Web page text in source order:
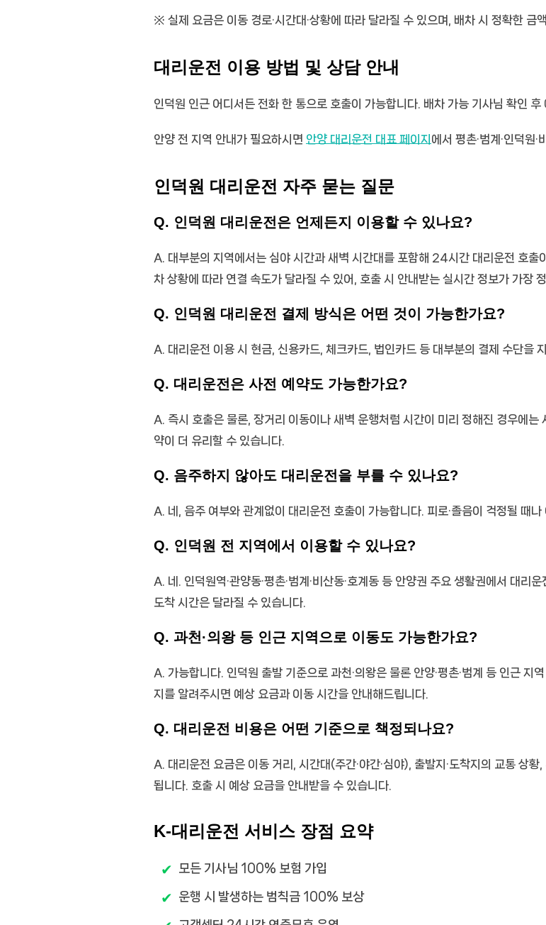
※ 실제 요금은 이동 경로·시간대·상황에 따라 달라질 수 있으며, 배차 시 정확한 금
대리운전 이용 방법 및 상담 안내
인덕원 인근 어디서든 전화 한 통으로 호출이 가능합니다. 배차 가능 기사님 확인
안양 전 지역 안내가 필요하시면 안양 대리운전 대표 페이지 에서 평촌·범계·인덕원
인덕원 대리운전 자주 묻는 질문
Q. 인덕원 대리운전은 언제든지 이용할 수 있나요?
A. 대부분의 지역에서는 심야 시간과 새벽 시간대를 포함해 24시간 대리운전 호출
차 상황에 따라 연결 속도가 달라질 수 있어, 호출 시 안내받는 실시간 정보가 가장
Q. 인덕원 대리운전 결제 방식은 어떤 것이 가능한가요?
A. 대리운전 이용 시 현금, 신용카드, 체크카드, 법인카드 등 대부분의 결제 수단을
Q. 대리운전은 사전 예약도 가능한가요?
A. 즉시 호출은 물론, 장거리 이동이나 새벽 운행처럼 시간이 미리 정해진 경우에는
약이 더 유리할 수 있습니다.
Q. 음주하지 않아도 대리운전을 부를 수 있나요?
A. 네, 음주 여부와 관계없이 대리운전 호출이 가능합니다. 피로·졸음이 걱정될 때
Q. 인덕원 전 지역에서 이용할 수 있나요?
A. 네. 인덕원역·관양동·평촌·범계·비산동·호계동 등 안양권 주요 생활권에서 대리
도착 시간은 달라질 수 있습니다.
Q. 과천·의왕 등 인근 지역으로 이동도 가능한가요?
A. 가능합니다. 인덕원 출발 기준으로 과천·의왕은 물론 안양·평촌·범계 등 인근 지
지를 알려주시면 예상 요금과 이동 시간을 안내해드립니다.
Q. 대리운전 비용은 어떤 기준으로 책정되나요?
A. 대리운전 요금은 이동 거리, 시간대(주간·야간·심야), 출발지·도착지의 교통 상
됩니다. 호출 시 예상 요금을 안내받을 수 있습니다.
K-대리운전 서비스 장점 요약
모든 기사님 100% 보험 가입
운행 시 발생하는 범칙금 100% 보상